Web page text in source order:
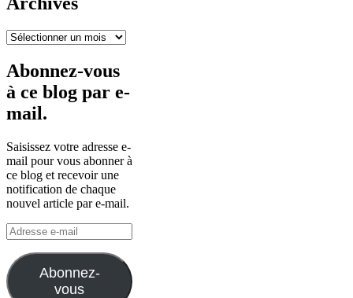
Archives
Abonnez-vous
à ce blog par e-
mail.
Saisissez votre adresse e-
mail pour vous abonner à
ce blog et recevoir une
notification de chaque
nouvel article par e-mail.
Adresse
e-
mail
Abonnez-
vous